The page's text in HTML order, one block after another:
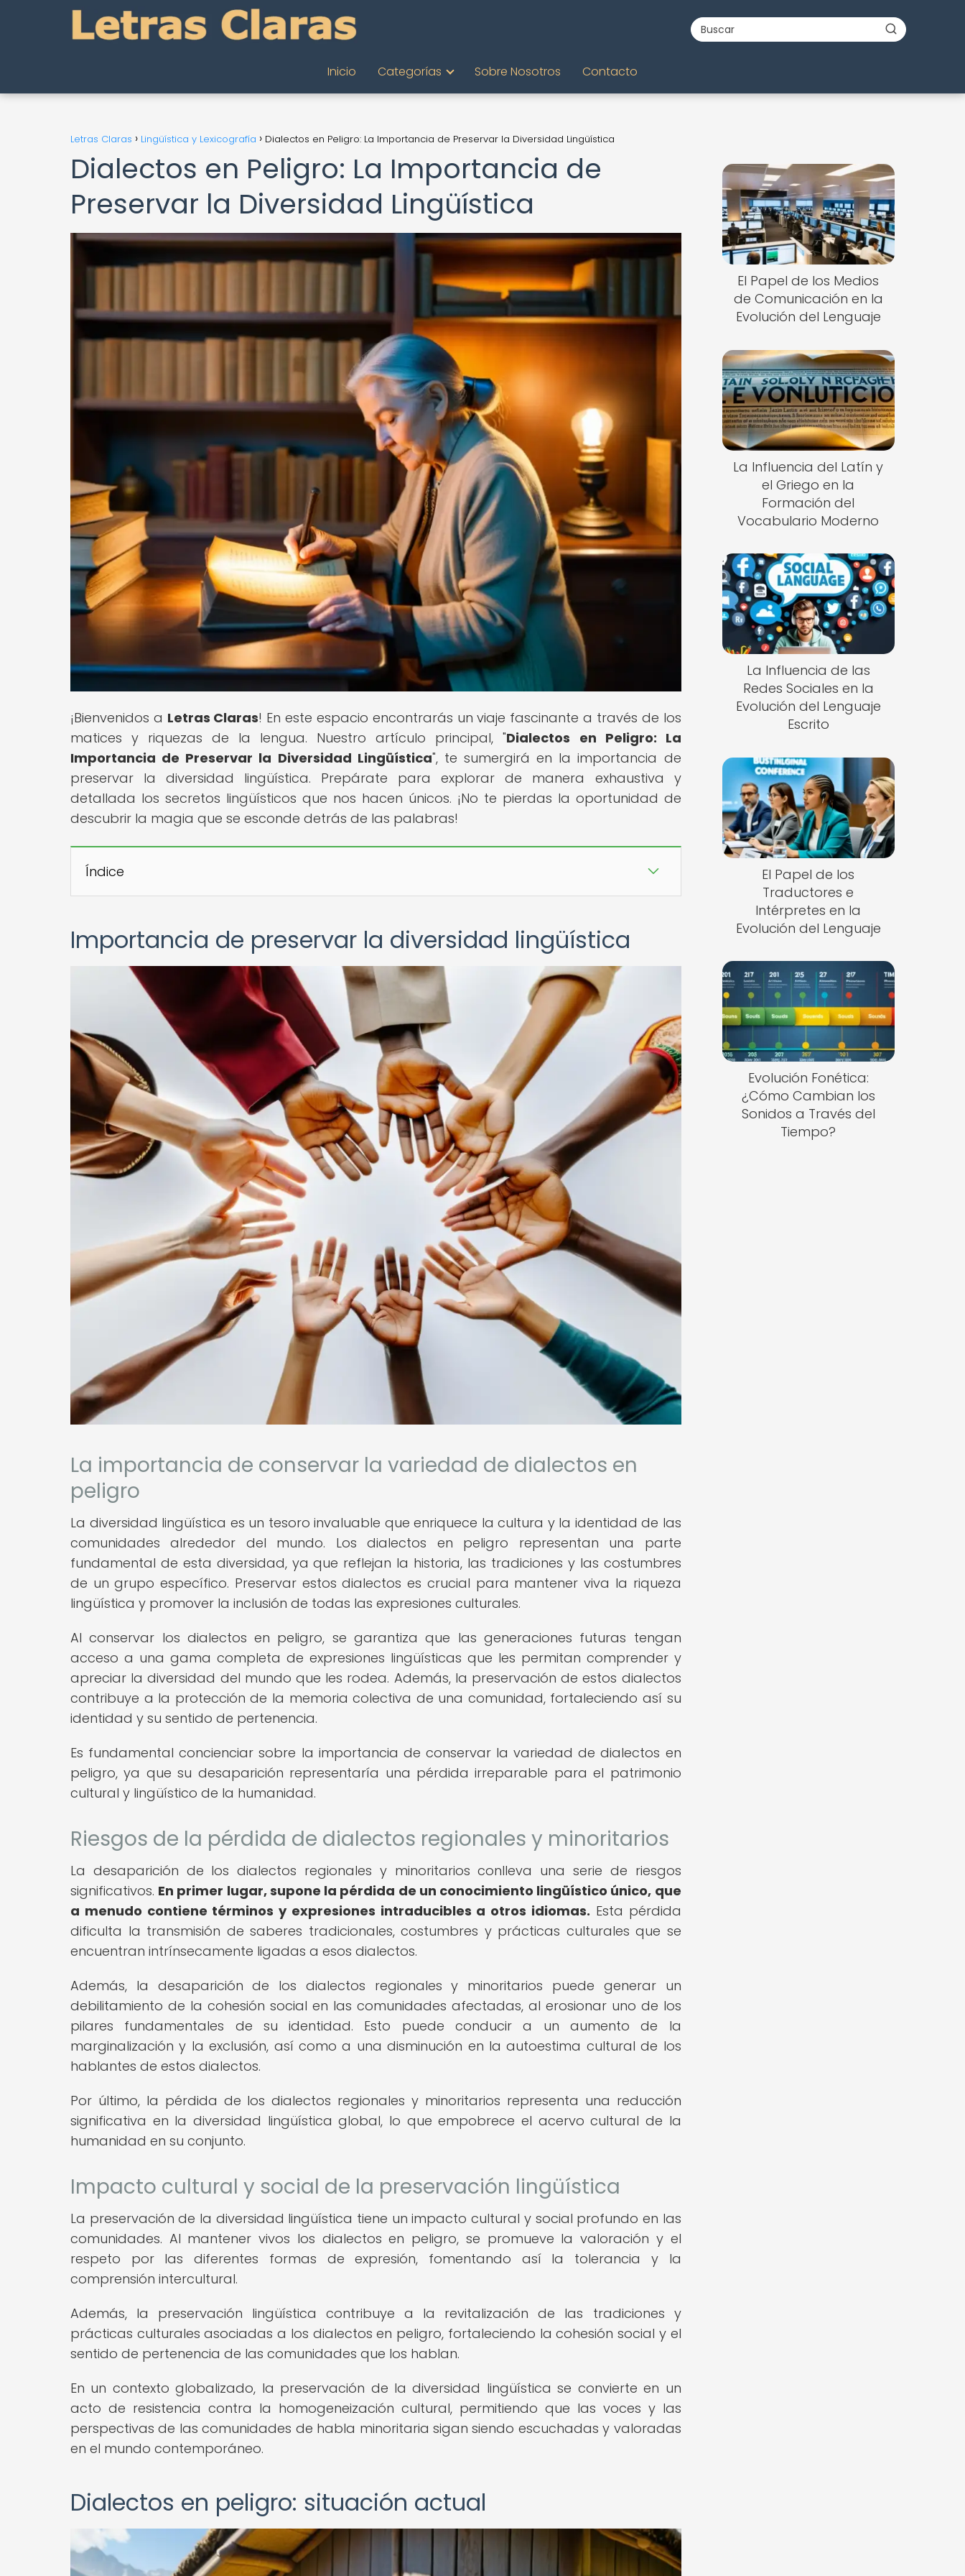
Inicio Categorías Sobre Nosotros Contacto
Letras Claras Lingüística y Lexicografía Dialectos en Peligro: La Importancia de Preservar la Diversidad Lingüística
Dialectos en Peligro: La Importancia de
Preservar la Diversidad Lingüística
¡Bienvenidos a Letras Claras! En este espacio encontrarás un viaje fascinante a través de los
matices y riquezas de la lengua. Nuestro artículo principal, "Dialectos en Peligro: La
Importancia de Preservar la Diversidad Lingüística", te sumergirá en la importancia de
preservar la diversidad lingüística. Prepárate para explorar de manera exhaustiva y
detallada los secretos lingüísticos que nos hacen únicos. ¡No te pierdas la oportunidad de
descubrir la magia que se esconde detrás de las palabras!
Índice
Importancia de preservar la diversidad lingüística
La importancia de conservar la variedad de dialectos en
peligro
La diversidad lingüística es un tesoro invaluable que enriquece la cultura y la identidad de las
comunidades alrededor del mundo. Los dialectos en peligro representan una parte
fundamental de esta diversidad, ya que reflejan la historia, las tradiciones y las costumbres
de un grupo específico. Preservar estos dialectos es crucial para mantener viva la riqueza
lingüística y promover la inclusión de todas las expresiones culturales.
Al conservar los dialectos en peligro, se garantiza que las generaciones futuras tengan
acceso a una gama completa de expresiones lingüísticas que les permitan comprender y
apreciar la diversidad del mundo que les rodea. Además, la preservación de estos dialectos
contribuye a la protección de la memoria colectiva de una comunidad, fortaleciendo así su
identidad y su sentido de pertenencia.
Es fundamental concienciar sobre la importancia de conservar la variedad de dialectos en
peligro, ya que su desaparición representaría una pérdida irreparable para el patrimonio
cultural y lingüístico de la humanidad.
Riesgos de la pérdida de dialectos regionales y minoritarios
La desaparición de los dialectos regionales y minoritarios conlleva una serie de riesgos
significativos. En primer lugar, supone la pérdida de un conocimiento lingüístico único, que
a menudo contiene términos y expresiones intraducibles a otros idiomas. Esta pérdida
dificulta la transmisión de saberes tradicionales, costumbres y prácticas culturales que se
encuentran intrínsecamente ligadas a esos dialectos.
Además, la desaparición de los dialectos regionales y minoritarios puede generar un
debilitamiento de la cohesión social en las comunidades afectadas, al erosionar uno de los
pilares fundamentales de su identidad. Esto puede conducir a un aumento de la
marginalización y la exclusión, así como a una disminución en la autoestima cultural de los
hablantes de estos dialectos.
Por último, la pérdida de los dialectos regionales y minoritarios representa una reducción
significativa en la diversidad lingüística global, lo que empobrece el acervo cultural de la
humanidad en su conjunto.
Impacto cultural y social de la preservación lingüística
La preservación de la diversidad lingüística tiene un impacto cultural y social profundo en las
comunidades. Al mantener vivos los dialectos en peligro, se promueve la valoración y el
respeto por las diferentes formas de expresión, fomentando así la tolerancia y la
comprensión intercultural.
Además, la preservación lingüística contribuye a la revitalización de las tradiciones y
prácticas culturales asociadas a los dialectos en peligro, fortaleciendo la cohesión social y el
sentido de pertenencia de las comunidades que los hablan.
En un contexto globalizado, la preservación de la diversidad lingüística se convierte en un
acto de resistencia contra la homogeneización cultural, permitiendo que las voces y las
perspectivas de las comunidades de habla minoritaria sigan siendo escuchadas y valoradas
en el mundo contemporáneo.
Dialectos en peligro: situación actual
El Papel de los Medios
de Comunicación en la
Evolución del Lenguaje
La Influencia del Latín y
el Griego en la
Formación del
Vocabulario Moderno
La Influencia de las
Redes Sociales en la
Evolución del Lenguaje
Escrito
El Papel de los
Traductores e
Intérpretes en la
Evolución del Lenguaje
Evolución Fonética:
¿Cómo Cambian los
Sonidos a Través del
Tiempo?